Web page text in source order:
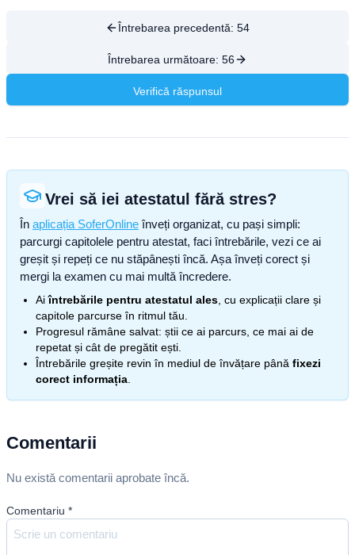
Întrebarea precedentă: 54
Întrebarea următoare: 56
Verifică răspunsul
Vrei să iei atestatul fără stres?
În aplicația SoferOnline înveți organizat, cu pași simpli:
parcurgi capitolele pentru atestat, faci întrebările, vezi ce ai
greșit și repeți ce nu stăpânești încă. Așa înveți corect și
mergi la examen cu mai multă încredere.
Aiîntrebările pentru atestatul ales , cu explicații clare și
capitole parcurse în ritmul tău.
Progresul rămâne salvat: știi ce ai parcurs, ce mai ai de
repetat și cât de pregătit ești.
Întrebările greșite revin în mediul de învățare până fixezi
corect informația
Comentarii
Nu există comentarii aprobate încă.
Comentariu *